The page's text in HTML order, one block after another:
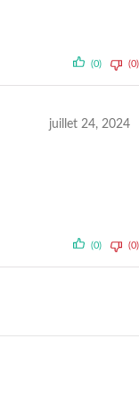
(0) (0)
juillet 24, 2024
(0) (0)